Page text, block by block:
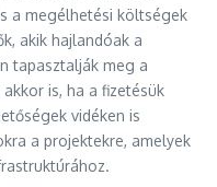
a megélhetési költségek
akik hajlandóak a
tapasztalják meg a
is, ha a fizetésük
vidéken is
a projektekre, amelyek